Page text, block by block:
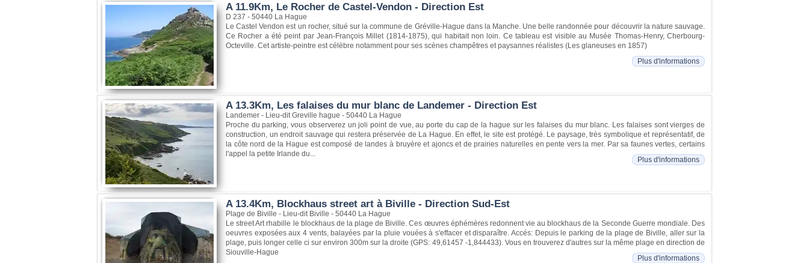
A 11.9Km, Le Rocher de Castel-Vendon - Direction Est
D 237 - 50440 La Hague
Le Castel Vendon est un rocher, situé sur la commune de Gréville-Hague dans la Manche. Une belle randonnée pour découvrir la nature sauvage.
Ce Rocher a été peint par Jean-François Millet (1814-1875), qui habitait non loin. Ce tableau est visible au Musée Thomas-Henry, Cherbourg-
Octeville. Cet artiste-peintre est célèbre notamment pour ses scènes champêtres et paysannes réalistes (Les glaneuses en 1857)
Plus d'informations
A 13.3Km, Les falaises du mur blanc de Landemer - Direction Est
Landemer - Lieu-dit Greville hague - 50440 La Hague
Proche du parking, vous observerez un joli point de vue, au porte du cap de la hague sur les falaises du mur blanc. Les falaises sont vierges de
construction, un endroit sauvage qui restera préservée de La Hague. En effet, le site est protégé. Le paysage, très symbolique et représentatif, de
la côte nord de la Hague est composé de landes à bruyère et ajoncs et de prairies naturelles en pente vers la mer. Par sa faunes vertes, certains
l'appel la petite Irlande du...
Plus d'informations
A 13.4Km, Blockhaus street art à Biville - Direction Sud-Est
Plage de Biville - Lieu-dit Biville - 50440 La Hague
Le street Art rhabille le blockhaus de la plage de Biville. Ces œuvres éphémères redonnent vie au blockhaus de la Seconde Guerre mondiale. Des
oeuvres exposées aux 4 vents, balayées par la pluie vouées à s'effacer et disparaître. Accés: Depuis le parking de la plage de Biville, aller sur la
plage, puis longer celle ci sur environ 300m sur la droite (GPS: 49,61457 -1,844433). Vous en trouverez d'autres sur la même plage en direction de
Siouville-Hague
Plus d'informations